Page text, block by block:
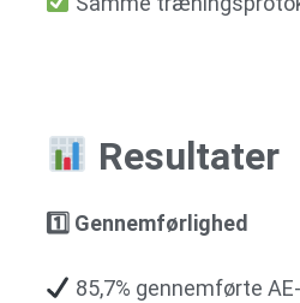
Resultater
1 ️⃣ Gennemførlighed
85,7% gennemførte